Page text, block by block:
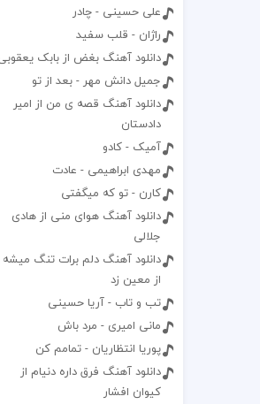
علی حسینی - چادر
راژان - قلب سفید
دانلود آهنگ بغض از بابک
جمیل دانش مهر - بعد از تو
دانلود آهنگ قصه ی من از امیر
دادستان
آمیک - کادو
مهدی ابراهیمی - عادت
کارن - تو که میگفتی
دانلود آهنگ هوای منی از هادی
جلالی
دانلود آهنگ دلم برات تنگ میشه
از معین زد
تب و تاب - آریا حسینی
مانی امیری - مرد باش
پوریا انتظاریان - تمامم کن
دانلود آهنگ فرق داره دنیام از
کیوان افشار